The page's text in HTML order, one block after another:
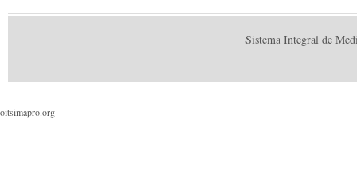
Sistema Integral de
oitsimapro.org